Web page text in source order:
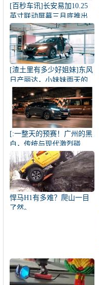
[百秒车讯]长安易加10.25
英寸联动屏幕三月底推出
[渣土里有多少好姐妹]东风
日产丽达，小妹妹雨天的
爱侣
[:一整天的预赛！广州的黑
白，传统与现代激烈碰
撞！
悍马H1有多难？爬山一目
了然。